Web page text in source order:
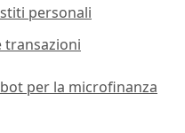
personali
transazioni
per la microfinanza